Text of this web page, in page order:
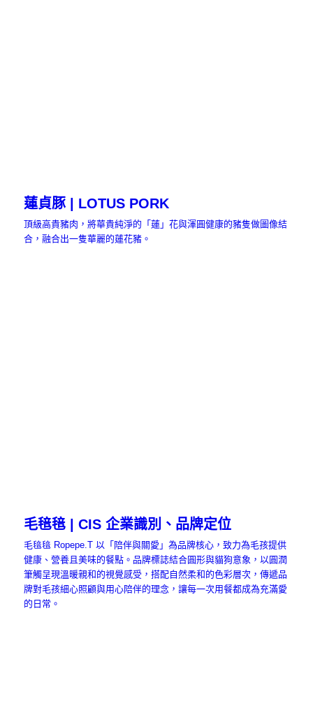
蓮貞豚 | LOTUS PORK
頂級高貴豬肉，將華貴純淨的「蓮」花與渾圓健康的豬隻做圖像結
合，融合出一隻華麗的蓮花豬。
毛毰毰 | CIS 企業識別、品牌定位
毛毰毰 Ropepe.T 以「陪伴與關愛」為品牌核心，致力為毛孩提供
健康、營養且美味的餐點。品牌標誌結合圓形與貓狗意象，以圓潤
筆觸呈現溫暖親和的視覺感受，搭配自然柔和的色彩層次，傳遞品
牌對毛孩細心照顧與用心陪伴的理念，讓每一次用餐都成為充滿愛
的日常。